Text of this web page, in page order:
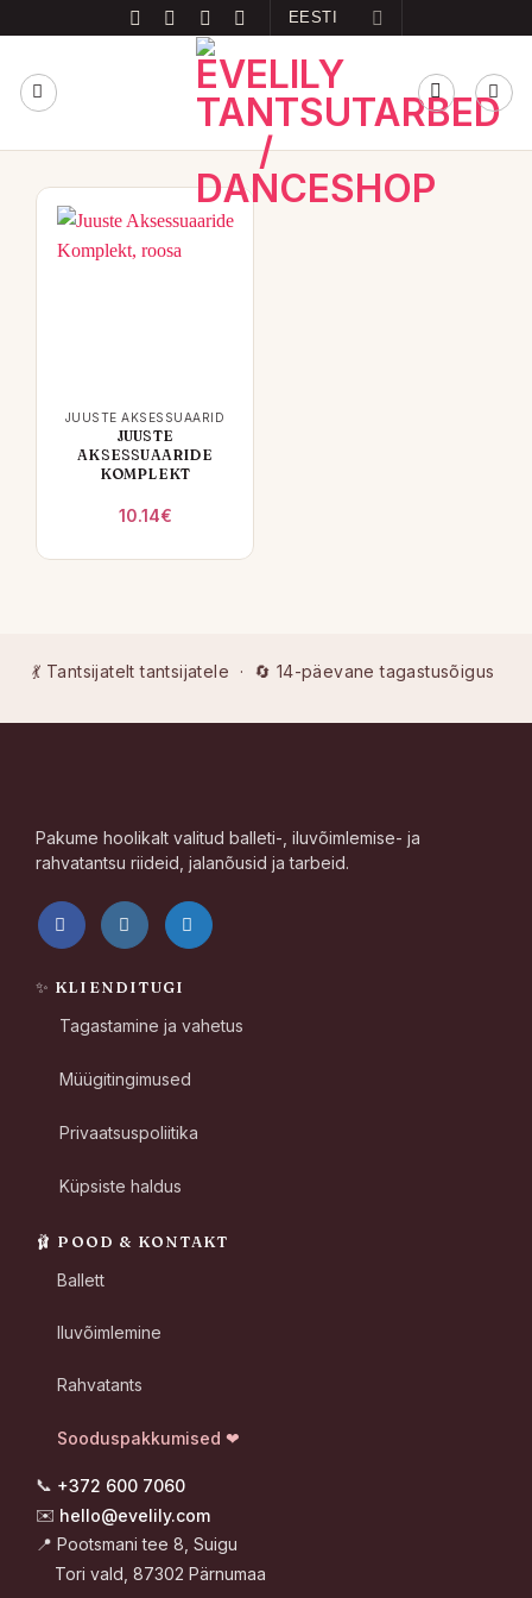
to
content
EESTI
JUUSTE AKSESSUAARID
JUUSTE
AKSESSUAARIDE
KOMPLEKT
10.14€
💃 Tantsijatelt tantsijatele · 🔄 14-päevane tagastusõigus
Pakume hoolikalt valitud balleti-, iluvõimlemise- ja
rahvatantsu riideid, jalanõusid ja tarbeid.
✨ KLIENDITUGI
Tagastamine ja vahetus
Müügitingimused
Privaatsuspoliitika
Küpsiste haldus
🩰 POOD & KONTAKT
Ballett
Iluvõimlemine
Rahvatants
Sooduspakkumised ❤
📞 +372 600 7060
✉️ hello@evelily.com
📍 Pootsmani tee 8, Suigu
Tori vald, 87302 Pärnumaa